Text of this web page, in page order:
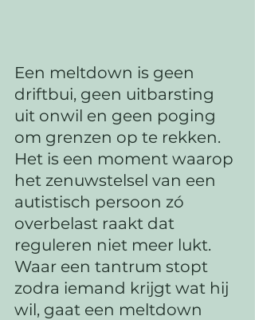
Een meltdown is geen
driftbui, geen uitbarsting
uit onwil en geen poging
om grenzen op te rekken.
Het is een moment waarop
het zenuwstelsel van een
autistisch persoon zó
overbelast raakt dat
reguleren niet meer lukt.
Waar een tantrum stopt
zodra iemand krijgt wat hij
wil, gaat een meltdown